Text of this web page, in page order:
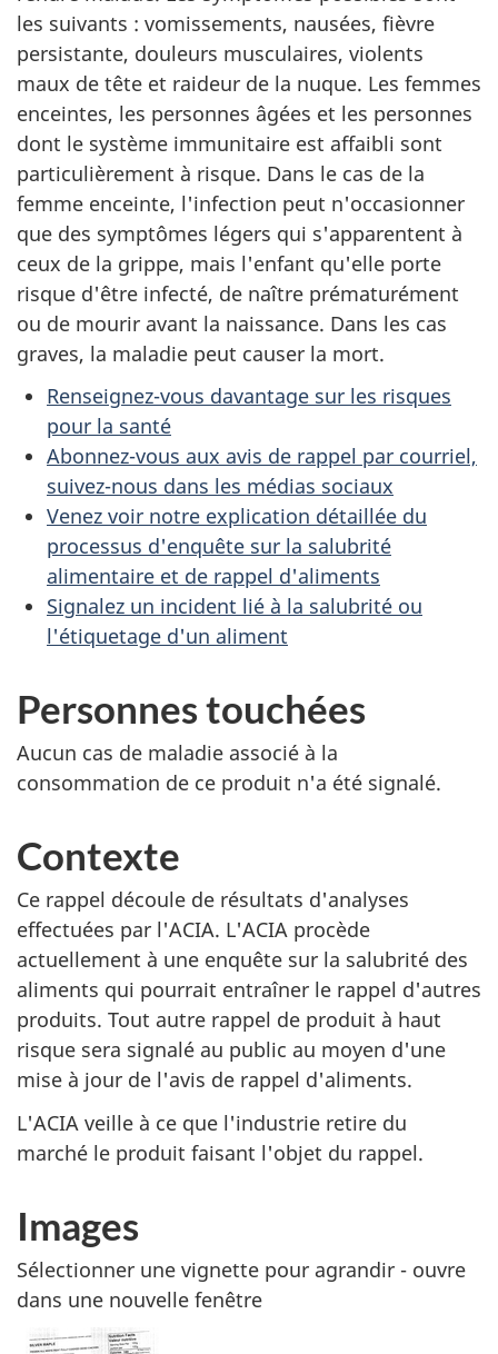
les suivants : vomissements, nausées, fièvre
persistante, douleurs musculaires, violents
maux de tête et raideur de la nuque. Les femmes
enceintes, les personnes âgées et les personnes
dont le système immunitaire est affaibli sont
particulièrement à risque. Dans le cas de la
femme enceinte, l'infection peut n'occasionner
que des symptômes légers qui s'apparentent à
ceux de la grippe, mais l'enfant qu'elle porte
risque d'être infecté, de naître prématurément
ou de mourir avant la naissance. Dans les cas
graves, la maladie peut causer la mort.
Renseignez-vous davantage sur les risques
pour la santé
Abonnez-vous aux avis de rappel par courriel,
suivez-nous dans les médias sociaux
Venez voir notre explication détaillée du
processus d'enquête sur la salubrité
alimentaire et de rappel d'aliments
Signalez un incident lié à la salubrité ou
l'étiquetage d'un aliment
Personnes touchées
Aucun cas de maladie associé à la
consommation de ce produit n'a été signalé.
Contexte
Ce rappel découle de résultats d'analyses
effectuées par l'ACIA. L'ACIA procède
actuellement à une enquête sur la salubrité des
aliments qui pourrait entraîner le rappel d'autres
produits. Tout autre rappel de produit à haut
risque sera signalé au public au moyen d'une
mise à jour de l'avis de rappel d'aliments.
L'ACIA veille à ce que l'industrie retire du
marché le produit faisant l'objet du rappel.
Images
Sélectionner une vignette pour agrandir - ouvre
dans une nouvelle fenêtre